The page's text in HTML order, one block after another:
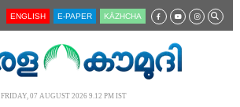
ENGLISH E-PAPER KĀZHCHA
FRIDAY, 07 AUGUST 2026 9.12 PM IST